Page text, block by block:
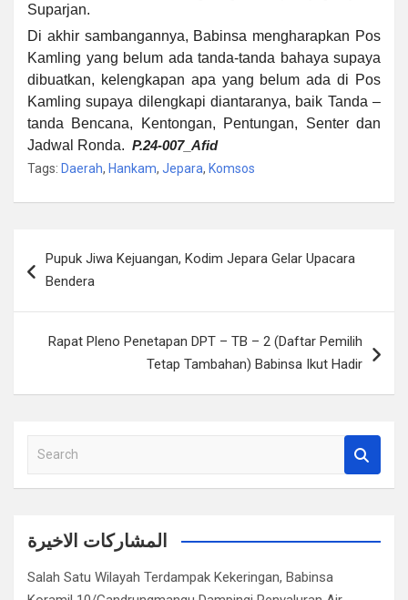
Suparjan.
Di akhir sambangannya, Babinsa mengharapkan Pos
Kamling yang belum ada tanda-tanda bahaya supaya
dibuatkan, kelengkapan apa yang belum ada di Pos
Kamling supaya dilengkapi diantaranya, baik Tanda –
tanda Bencana, Kentongan, Pentungan, Senter dan
Jadwal Ronda. P.24-007_ Afid
Tags: Daerah, Hankam, Jepara, Komsos
posPupuk Jiwa Kejuangan, Kodim Jepara Gelar Upacara
Bendera
Rapat Pleno Penetapan DPT – TB – 2 (Daftar Pemilih
Tetap Tambahan) Babinsa Ikut Hadir
a
c
المشاركات الاخيرة
Salah Satu Wilayah Terdampak Kekeringan, Babinsa